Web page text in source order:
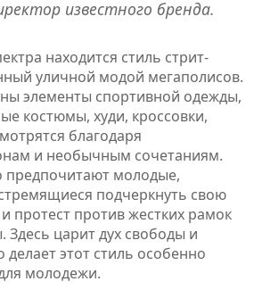
известного бренда.
находится стиль стрит-
уличной модой мегаполисов.
элементы спортивной одежды,
костюмы, худи, кроссовки,
благодаря
и необычным сочетаниям.
предпочитают молодые,
подчеркнуть свою
протест против жестких рамок
Здесь царит дух свободы и
делает этот стиль особенно
молодежи.